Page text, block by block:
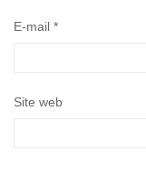
E-mail *
Site web